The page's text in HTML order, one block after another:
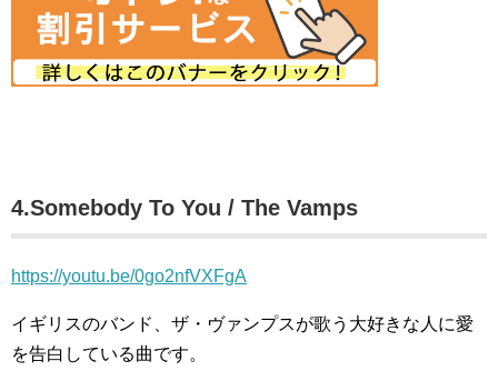
4.Somebody To You / The Vamps
https://youtu.be/0go2nfVXFgA
イギリスのバンド、ザ・ヴァンプスが歌う大好きな人に愛
を告白している曲です。